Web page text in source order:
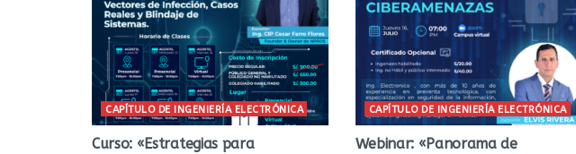
CAPÍTULO DE INGENIERÍA ELECTRÓNICA
Curso: «Estrategias para
CAPÍTULO DE INGENIERÍA ELECTRÓNICA
Webinar: «Panorama de